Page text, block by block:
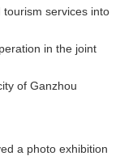
services into
in the joint
of Ganzhou
a photo exhibition